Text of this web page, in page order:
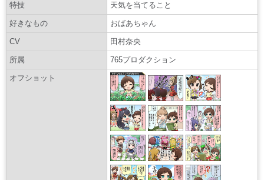
特技 天気を当てること
好きなもの おばあちゃん
CV 田村奈央
所属 765プロダクション
オフショット